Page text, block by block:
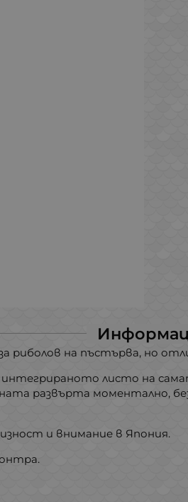
риболов на пъстърва, но
листо на
развърта моментално,
и внимание в Япония.